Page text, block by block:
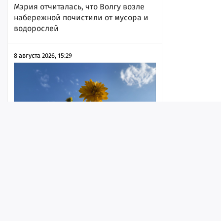
Мэрия отчиталась, что Волгу возле
набережной почистили от мусора и
водорослей
8 августа 2026, 15:29